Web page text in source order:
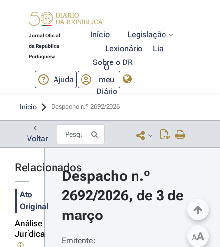
Jornal Oficial
da República
Portuguesa
Início
Legislação
Lexionário
Lia
Sobre o DR
Ajuda
O
meu
Diário
Início Despacho n.º 2692/2026
Voltar
Relacionados
Ato
Original
Análise
Jurídica
Despacho n.º
2692/2026, de 3 de
março
Emitente:
AA